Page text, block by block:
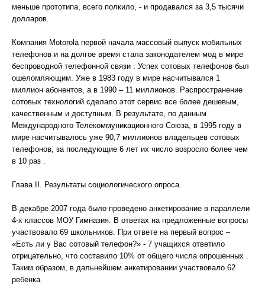
меньше прототипа, всего полкило, - и продавался за 3,5 тысячи
долларов.
Компания Motorola первой начала массовый выпуск мобильных
телефонов и на долгое время стала законодателем мод в мире
беспроводной телефонной связи . Успех сотовых телефонов был
ошеломляющим. Уже в 1983 году в мире насчитывался 1
миллион абонентов, а в 1990 – 11 миллионов. Распространение
сотовых технологий сделало этот сервис все более дешевым,
качественным и доступным. В результате, по данным
Международного Телекоммуникационного Союза, в 1995 году в
мире насчитывалось уже 90,7 миллионов владельцев сотовых
телефонов, за последующие 6 лет их число возросло более чем
в 10 раз .
Глава II. Результаты социологического опроса.
В декабре 2007 года было проведено анкетирование в параллели
4-х классов МОУ Гимназия. В ответах на предложенные вопросы
участвовало 69 школьников. При ответе на первый вопрос –
«Есть ли у Вас сотовый телефон?» - 7 учащихся ответило
отрицательно, что составило 10% от общего числа опрошенных .
Таким образом, в дальнейшем анкетировании участвовало 62
ребенка.